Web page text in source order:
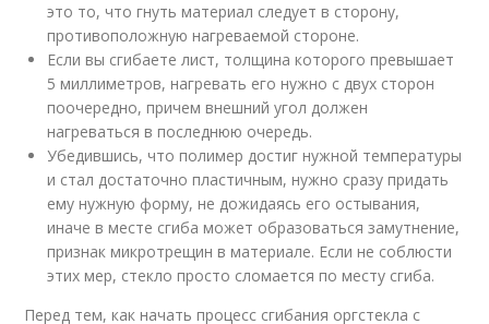
это то, что гнуть материал следует в сторону,
противоположную нагреваемой стороне.
Если вы сгибаете лист, толщина которого превышает
5 миллиметров, нагревать его нужно с двух сторон
поочередно, причем внешний угол должен
нагреваться в последнюю очередь.
Убедившись, что полимер достиг нужной температуры
и стал достаточно пластичным, нужно сразу придать
ему нужную форму, не дожидаясь его остывания,
иначе в месте сгиба может образоваться замутнение,
признак микротрещин в материале. Если не соблюсти
этих мер, стекло просто сломается по месту сгиба.
Перед тем, как начать процесс сгибания оргстекла с